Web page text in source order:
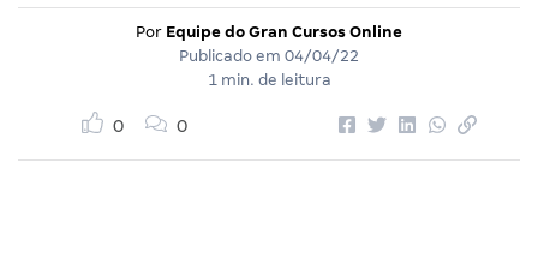
Por Equipe do Gran Cursos Online
Publicado em 04/04/22
1 min. de leitura
0 0